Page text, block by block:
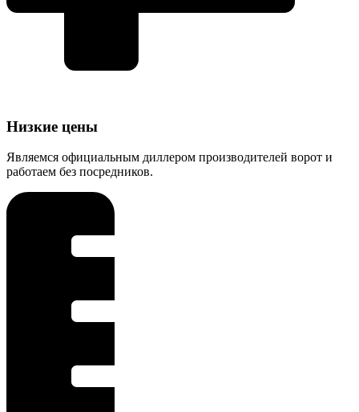
Низкие цены
Являемся официальным диллером производителей ворот и
работаем без посредников.